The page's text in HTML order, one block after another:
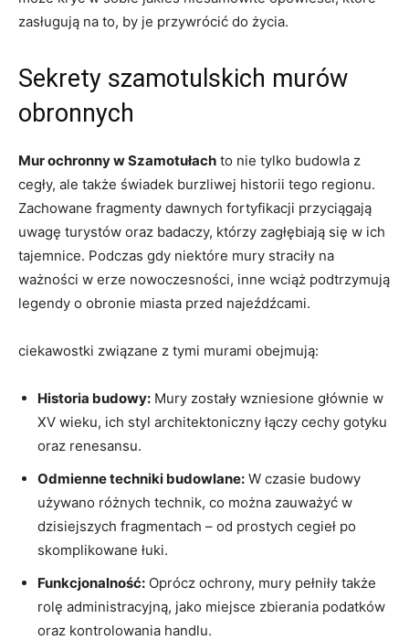
zasługują na to, by je przywrócić do życia.
Sekrety szamotulskich murów
obronnych
Mur ochronny w Szamotułach to nie tylko budowla z
cegły, ale także świadek burzliwej historii tego regionu.
Zachowane fragmenty dawnych fortyfikacji przyciągają
uwagę turystów oraz badaczy, którzy zagłębiają się w ich
tajemnice. Podczas gdy niektóre mury straciły na
ważności w erze nowoczesności, inne wciąż podtrzymują
legendy o obronie miasta przed najeźdźcami.
ciekawostki związane z tymi murami obejmują:
Historia budowy: Mury zostały wzniesione głównie w
XV wieku, ich styl architektoniczny łączy cechy gotyku
oraz renesansu.
Odmienne techniki budowlane: W czasie budowy
używano różnych technik, co można zauważyć w
dzisiejszych fragmentach – od prostych cegieł po
skomplikowane łuki.
Funkcjonalność: Oprócz ochrony, mury pełniły także
rolę administracyjną, jako miejsce zbierania podatków
oraz kontrolowania handlu.